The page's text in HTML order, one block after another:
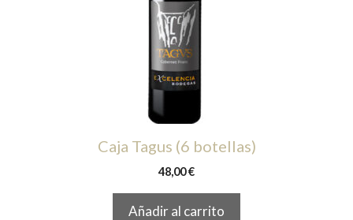
Caja Tagus (6 botellas)
48,00€
Añadir al carrito